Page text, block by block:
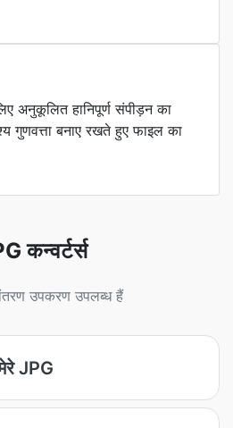
अनुकूलित हानिपूर्ण संपीड़न का
गुणवत्ता बनाए रखते हुए फाइल का
कन्वर्टर्स
उपकरण उपलब्ध हैं
JPG